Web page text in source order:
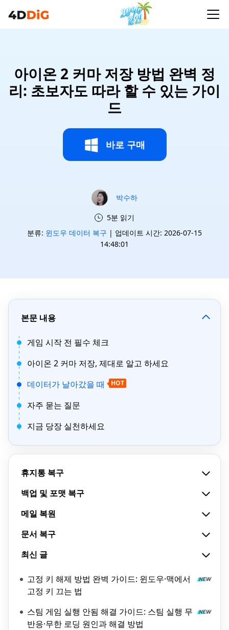
수 있는 가이드
아이온 2 커마 저장 방법 완벽 정
리: 초보자도 따라 할 수 있는 가이
드
바로 구매
박수하
5분 읽기
분류: 윈도우 데이터 복구 | 업데이트 시간: 2026-07-15
14:48:01
본문 내용
게임 시작 전 필수 체크
아이온 2 커마 저장, 제대로 알고 하세요
데이터가 날아갔을 때
HOT
자주 묻는 질문
지금 당장 실천하세요
휴지통 복구
백업 및 포맷 복구
메일 복원
문서 복구
최신 글
고정 키 해제 방법 완벽 가이드: 윈도우·맥에서
고정 키 끄는 법
스팀 게임 실행 안됨 해결 가이드: 스팀 실행 무
반응·무한 로딩 원인과 해결 방법